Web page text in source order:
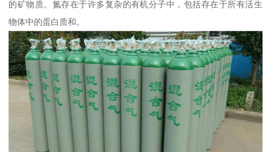
的矿物质。氮存在于许多复杂的有机分子中，包括存在于所有活生
物体中的蛋白质和。